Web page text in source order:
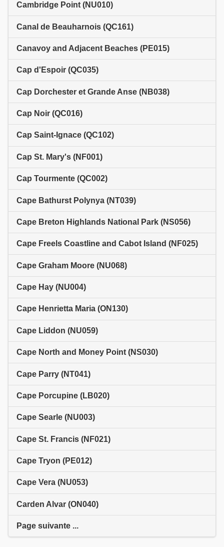
Cambridge Point (NU010)
Canal de Beauharnois (QC161)
Canavoy and Adjacent Beaches (PE015)
Cap d'Espoir (QC035)
Cap Dorchester et Grande Anse (NB038)
Cap Noir (QC016)
Cap Saint-Ignace (QC102)
Cap St. Mary's (NF001)
Cap Tourmente (QC002)
Cape Bathurst Polynya (NT039)
Cape Breton Highlands National Park (NS056)
Cape Freels Coastline and Cabot Island (NF025)
Cape Graham Moore (NU068)
Cape Hay (NU004)
Cape Henrietta Maria (ON130)
Cape Liddon (NU059)
Cape North and Money Point (NS030)
Cape Parry (NT041)
Cape Porcupine (LB020)
Cape Searle (NU003)
Cape St. Francis (NF021)
Cape Tryon (PE012)
Cape Vera (NU053)
Carden Alvar (ON040)
Page suivante ...